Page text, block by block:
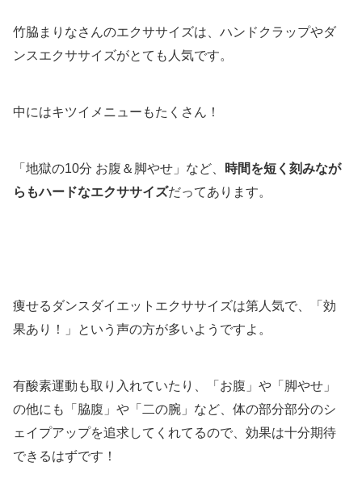
竹脇まりなさんのエクササイズは、ハンドクラップやダ
ンスエクササイズがとても人気です。
中にはキツイメニューもたくさん！
「地獄の10分 お腹＆脚やせ」など、 時間を短く刻みなが
らもハードなエクササイズだってあります。
痩せるダンスダイエットエクササイズは第人気で、「効
果あり！」という声の方が多いようですよ。
有酸素運動も取り入れていたり、「お腹」や「脚やせ」
の他にも「脇腹」や「二の腕」など、体の部分部分のシ
ェイプアップを追求してくれてるので、効果は十分期待
できるはずです！